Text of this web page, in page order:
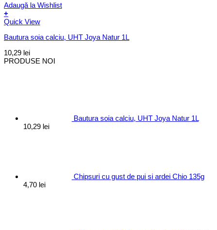
Adaugă la Wishlist
+
Quick View
Bautura soia calciu, UHT Joya Natur 1L
10,29 lei
PRODUSE NOI
Bautura soia calciu, UHT Joya Natur 1L
10,29 lei
Chipsuri cu gust de pui si ardei Chio 135g
4,70 lei